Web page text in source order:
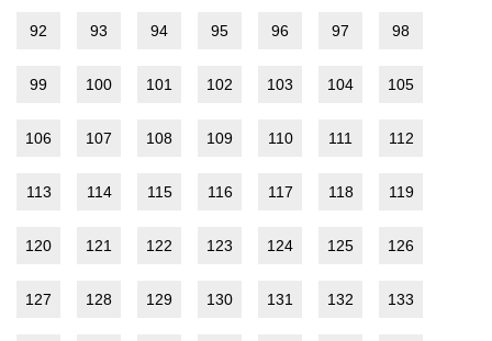
92 93 94 95 96 97 98
99 100 101 102 103 104 105
106 107 108 109 110 111 112
113 114 115 116 117 118 119
120 121 122 123 124 125 126
127 128 129 130 131 132 133